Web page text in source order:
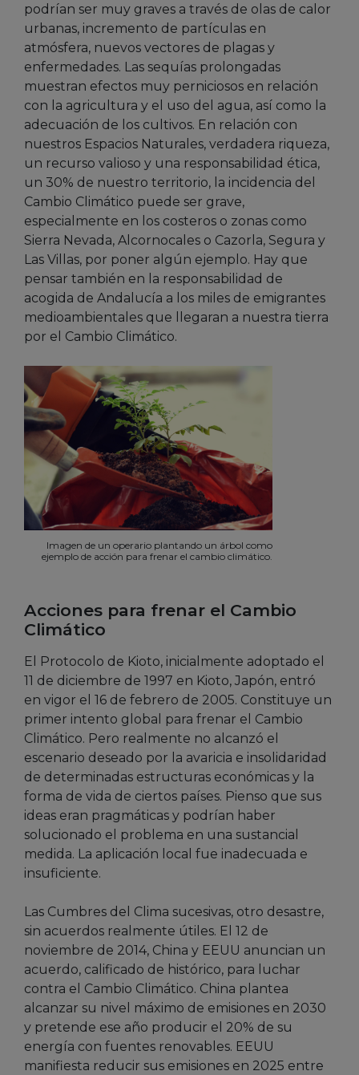
podrían ser muy graves a través de olas de calor
urbanas, incremento de partículas en
atmósfera, nuevos vectores de plagas y
enfermedades. Las sequías prolongadas
muestran efectos muy perniciosos en relación
con la agricultura y el uso del agua, así como la
adecuación de los cultivos. En relación con
nuestros Espacios Naturales, verdadera riqueza,
un recurso valioso y una responsabilidad ética,
un 30% de nuestro territorio, la incidencia del
Cambio Climático puede ser grave,
especialmente en los costeros o zonas como
Sierra Nevada, Alcornocales o Cazorla, Segura y
Las Villas, por poner algún ejemplo. Hay que
pensar también en la responsabilidad de
acogida de Andalucía a los miles de emigrantes
medioambientales que llegaran a nuestra tierra
por el Cambio Climático.
Imagen de un operario plantando un árbol como
ejemplo de acción para frenar el cambio climático.
Acciones para frenar el Cambio
Climático
El Protocolo de Kioto, inicialmente adoptado el
11 de diciembre de 1997 en Kioto, Japón, entró
en vigor el 16 de febrero de 2005. Constituye un
primer intento global para frenar el Cambio
Climático. Pero realmente no alcanzó el
escenario deseado por la avaricia e insolidaridad
de determinadas estructuras económicas y la
forma de vida de ciertos países. Pienso que sus
ideas eran pragmáticas y podrían haber
solucionado el problema en una sustancial
medida. La aplicación local fue inadecuada e
insuficiente.
Las Cumbres del Clima sucesivas, otro desastre,
sin acuerdos realmente útiles. El 12 de
noviembre de 2014, China y EEUU anuncian un
acuerdo, calificado de histórico, para luchar
contra el Cambio Climático. China plantea
alcanzar su nivel máximo de emisiones en 2030
y pretende ese año producir el 20% de su
energía con fuentes renovables. EEUU
manifiesta reducir sus emisiones en 2025 entre